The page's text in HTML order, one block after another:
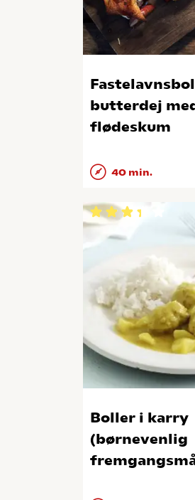
butterdej
flødeskum
40 min.
Boller i karry
(børnevenlig